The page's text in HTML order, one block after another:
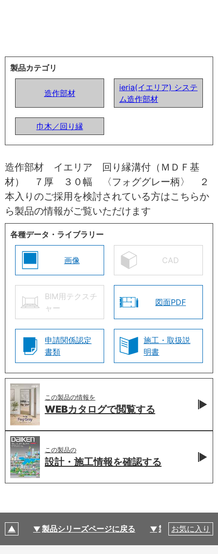
製品カテゴリ
造作部材
ieria(イエリア) システ
ム造作部材
巾木／回り縁
造作部材 イエリア 回り縁溝付（ＭＤＦ基
材） ７厚 ３０幅 〈フォググレー柄〉 ２
本入りのご採用を検討されている方はこちらか
ら製品の情報がご覧いただけます
各種データ・ライブラリー
画像 CAD
BIM用テクスチ
ャー
図面PDF
申請関係認定
書類
施工・取扱説
明書
この製品の情報を
WEBカタログで閲覧する
この製品の
設計・施工情報を確認する
製品シリーズページに戻る 製品仕様
お気に入り